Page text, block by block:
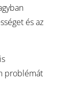
és az
problémát